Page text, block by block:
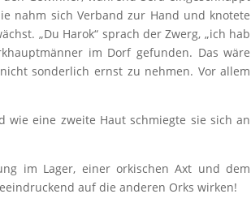
nahm sich Verband zur Hand und knotete
„Du Harok“ sprach der Zwerg, „ich hab
im Dorf gefunden. Das wäre
sonderlich ernst zu nehmen. Vor allem
wie eine zweite Haut schmiegte sie sich an
im Lager, einer orkischen Axt und dem
auf die anderen Orks wirken!